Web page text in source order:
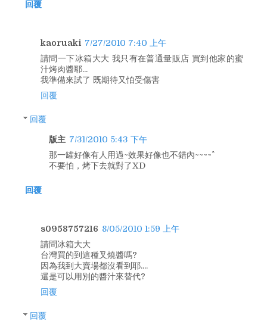
回覆
kaoruaki 7/27/2010 7:40 上午
請問一下冰箱大大 我只有在普通量販店 買到他家的蜜
汁烤肉醬耶...
我準備來試了 既期待又怕受傷害
回覆
回覆
版主 7/31/2010 5:43 下午
那一罐好像有人用過~效果好像也不錯內~~~~^^
不要怕，烤下去就對了XD
回覆
s0958757216 8/05/2010 1:59 上午
請問冰箱大大
台灣買的到這種叉燒醬嗎?
因為我到大賣場都沒看到耶....
還是可以用別的醬汁來替代?
回覆
回覆